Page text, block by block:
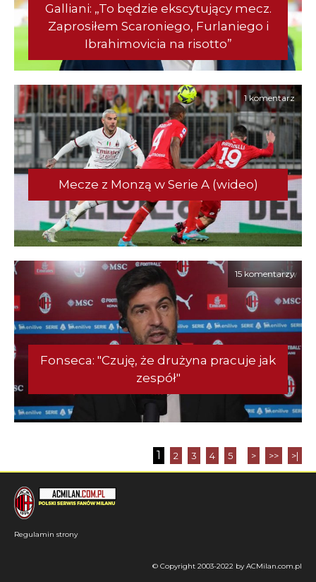
Galliani: „To będzie ekscytujący mecz.
Zaprosiłem Scaroniego, Furlaniego i
Ibrahimovicia na risotto”
1 komentarz
Mecze z Monzą w Serie A (wideo)
15 komentarzy
Fonseca: "Czuję, że drużyna pracuje jak
zespół"
1 2 3 4 5 > >> >|
Regulamin strony
© Copyright 2003-2022 by ACMilan.com.pl